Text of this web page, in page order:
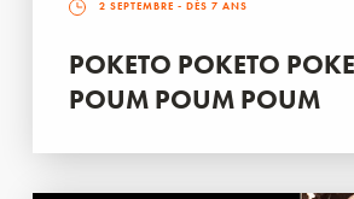
2 SEPTEMBRE - DÈS 7 ANS
POKETO POKETO
POUM POUM POUM